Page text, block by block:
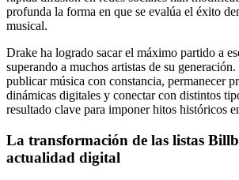
profunda la forma en que se evalúa el éxito
musical.
Drake ha logrado sacar el máximo partido a
superando a muchos artistas de su
publicar música con constancia, permanecer
dinámicas digitales y conectar con distintos
resultado clave para imponer hitos históricos
La transformación de las listas
actualidad digital